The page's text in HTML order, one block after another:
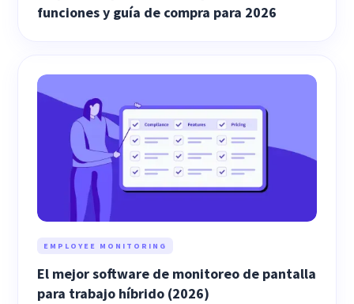
funciones y guía de compra para 2026
EMPLOYEE MONITORING
El mejor software de monitoreo de pantalla
para trabajo híbrido (2026)